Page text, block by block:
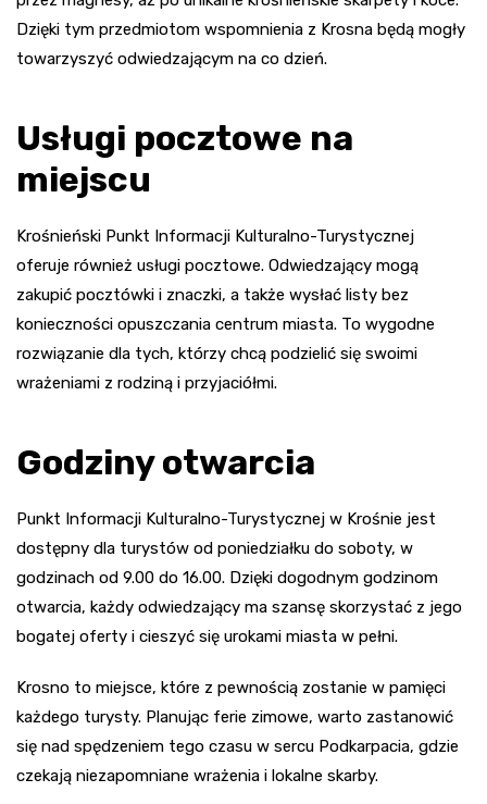
Dzięki tym przedmiotom wspomnienia z Krosna będą mogły
towarzyszyć odwiedzającym na co dzień.
Usługi pocztowe na
miejscu
Krośnieński Punkt Informacji Kulturalno-Turystycznej
oferuje również usługi pocztowe. Odwiedzający mogą
zakupić pocztówki i znaczki, a także wysłać listy bez
konieczności opuszczania centrum miasta. To wygodne
rozwiązanie dla tych, którzy chcą podzielić się swoimi
wrażeniami z rodziną i przyjaciółmi.
Godziny otwarcia
Punkt Informacji Kulturalno-Turystycznej w Krośnie jest
dostępny dla turystów od poniedziałku do soboty, w
godzinach od 9.00 do 16.00. Dzięki dogodnym godzinom
otwarcia, każdy odwiedzający ma szansę skorzystać z jego
bogatej oferty i cieszyć się urokami miasta w pełni.
Krosno to miejsce, które z pewnością zostanie w pamięci
każdego turysty. Planując ferie zimowe, warto zastanowić
się nad spędzeniem tego czasu w sercu Podkarpacia, gdzie
czekają niezapomniane wrażenia i lokalne skarby.